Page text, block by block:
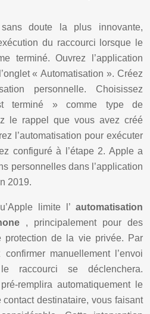
doute la plus innovante,
du raccourci lorsque le
terminé. Ouvrez l’application
« Automatisation ». Créez
personnelle. Choisissez
terminé » comme type de
le rappel que vous avez créé
l’automatisation pour exécuter
configuré à l’étape 2. Apple a
personnelles dans l’application
2019.
limite l’ automatisation
, principalement pour des
protection de la vie privée. Par
manuellement l’envoi
raccourci se déclenchera.
remplira automatiquement le
destinataire, vous faisant